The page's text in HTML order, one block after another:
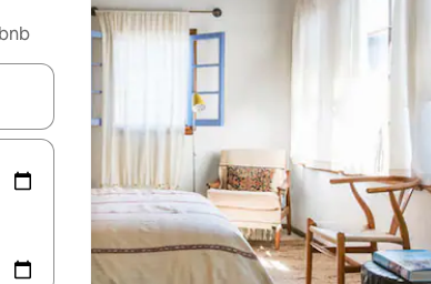
os usando as seta para cima e para baixo do